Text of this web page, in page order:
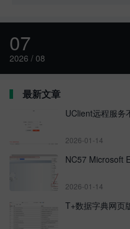
07
2026 / 08
最新文章
UClient远程服务
2026-01-14
NC57 Microsoft
2026-01-14
T+数据字典网页